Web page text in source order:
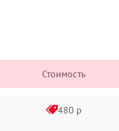
Стоимость
480 р